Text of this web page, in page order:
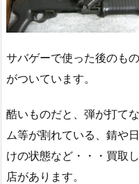
サバゲーで使った後のも
がついています。
酷いものだと、弾が打て
ム等が割れている、錆や
けの状態など・・・買取
店があります。